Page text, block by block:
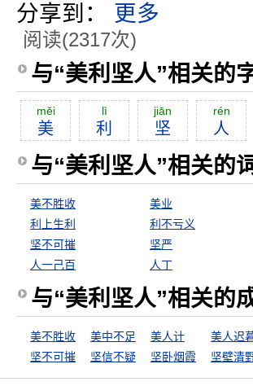
分享到： 更多
阅读(2317次)
与“美利坚人”相关的
mĕi
美
lì
利
jiān
坚
rén
人
与“美利坚人”相关的
美不胜收 美业
利上生利
利不亏义
坚不可摧
坚严
人一己百
人丁
与“美利坚人”相关的
美不胜收 美中不足 美人计 美人迟
坚不可摧
坚信不疑 坚卧烟霞 坚壁清